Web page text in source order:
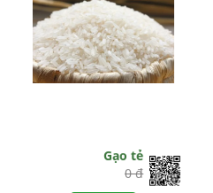
Gạo tẻ
0 đ